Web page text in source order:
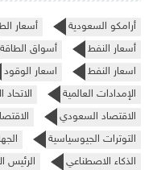
أرامكو السعودية أسعار
أسعار النفط
أسواق الطاقة
اسعار النفط
اسعار الوقود
الإمدادات العالمية
الاتحاد
الاقتصاد السعودي
التوترات الجيوسياسية
الذكاء الاصطناعي
الرئيس